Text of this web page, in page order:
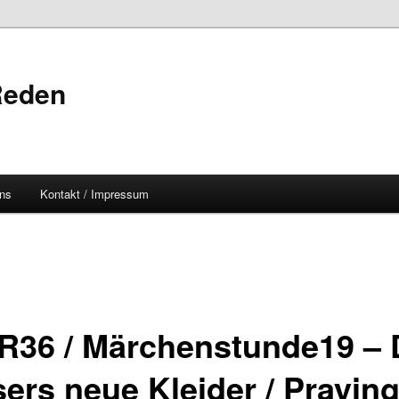
Kontakt / Impressum
/ Märchenstunde19 –
neue Kleider /